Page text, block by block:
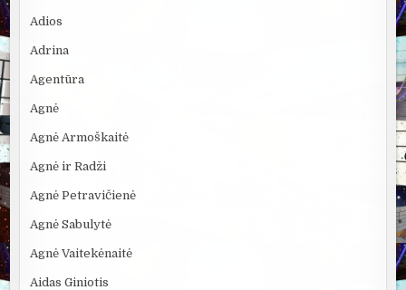
Adios
Adrina
Agentūra
Agnė
Agnė Armoškaitė
Agnė ir Radži
Agnė Petravičienė
Agnė Sabulytė
Agnė Vaitekėnaitė
Aidas Giniotis